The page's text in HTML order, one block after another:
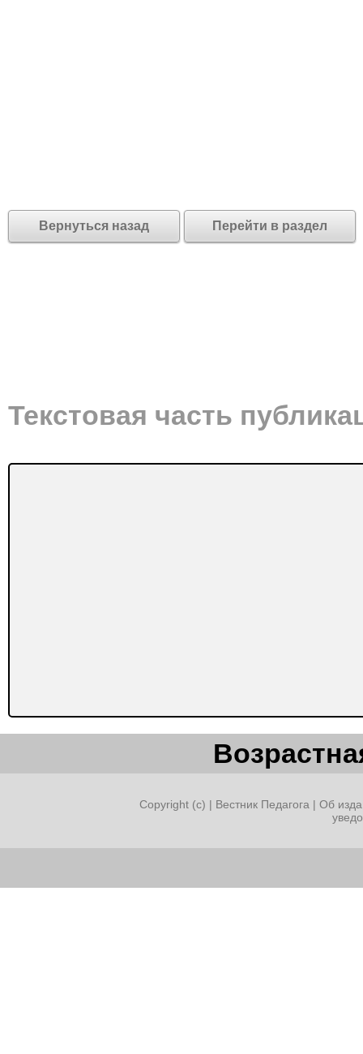
Вернуться назад Перейти в раздел
Текстовая часть
Copyright (c) | Вестник Педагога | Об